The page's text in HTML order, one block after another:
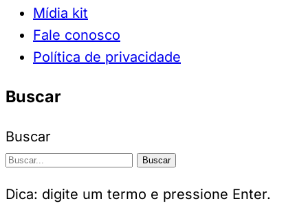
Mídia kit
Fale conosco
Política de privacidade
Buscar
Buscar
Buscar
Dica: digite um termo e pressione Enter.